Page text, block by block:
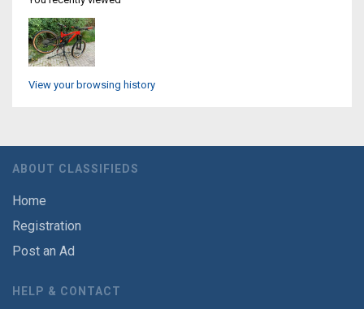
View your browsing history
ABOUT CLASSIFIEDS
Home
Registration
Post an Ad
HELP & CONTACT